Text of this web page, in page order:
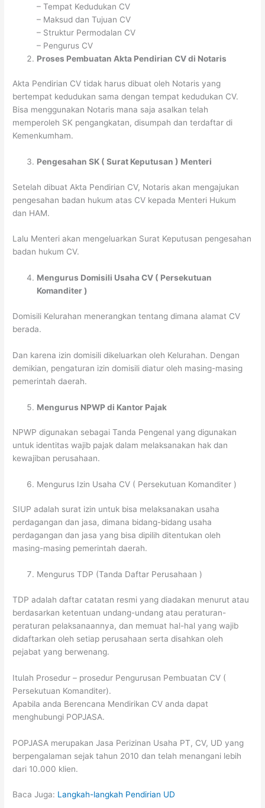
– Tempat Kedudukan CV
– Maksud dan Tujuan CV
– Struktur Permodalan CV
– Pengurus CV
Proses Pembuatan Akta Pendirian CV di Notaris
Akta Pendirian CV tidak harus dibuat oleh Notaris yang
bertempat kedudukan sama dengan tempat kedudukan CV.
Bisa menggunakan Notaris mana saja asalkan telah
memperoleh SK pengangkatan, disumpah dan terdaftar di
Kemenkumham.
Pengesahan SK ( Surat Keputusan ) Menteri
Setelah dibuat Akta Pendirian CV, Notaris akan mengajukan
pengesahan badan hukum atas CV kepada Menteri Hukum
dan HAM.
Lalu Menteri akan mengeluarkan Surat Keputusan pengesahan
badan hukum CV.
Mengurus Domisili Usaha CV ( Persekutuan
Komanditer )
Domisili Kelurahan menerangkan tentang dimana alamat CV
berada.
Dan karena izin domisili dikeluarkan oleh Kelurahan. Dengan
demikian, pengaturan izin domisili diatur oleh masing-masing
pemerintah daerah.
Mengurus NPWP di Kantor Pajak
NPWP digunakan sebagai Tanda Pengenal yang digunakan
untuk identitas wajib pajak dalam melaksanakan hak dan
kewajiban perusahaan.
Mengurus Izin Usaha CV ( Persekutuan Komanditer )
SIUP adalah surat izin untuk bisa melaksanakan usaha
perdagangan dan jasa, dimana bidang-bidang usaha
perdagangan dan jasa yang bisa dipilih ditentukan oleh
masing-masing pemerintah daerah.
Mengurus TDP (Tanda Daftar Perusahaan )
TDP adalah daftar catatan resmi yang diadakan menurut atau
berdasarkan ketentuan undang-undang atau peraturan-
peraturan pelaksanaannya, dan memuat hal-hal yang wajib
didaftarkan oleh setiap perusahaan serta disahkan oleh
pejabat yang berwenang.
Itulah Prosedur – prosedur Pengurusan Pembuatan CV (
Persekutuan Komanditer).
Apabila anda Berencana Mendirikan CV anda dapat
menghubungi POPJASA.
POPJASA merupakan Jasa Perizinan Usaha PT, CV, UD yang
berpengalaman sejak tahun 2010 dan telah menangani lebih
dari 10.000 klien.
Baca Juga: Langkah-langkah Pendirian UD